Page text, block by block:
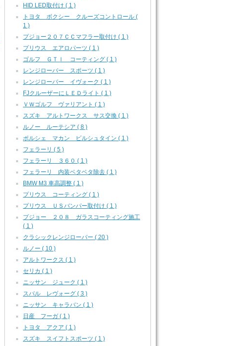
HID LED取付け ( 1 )
トヨタ ボクシー クルーズコントロール (
1 )
プジョー２０７ＣＣマフラー取付け ( 1 )
プリウス エアロパーツ ( 1 )
ゴルフ ＧＴＩ コーティング ( 1 )
レンジローバー スポーツ ( 1 )
レンジローバー イヴォーク ( 1 )
FJクルーザーにＬＥＤライト ( 1 )
ＶＷゴルフ ヴァリアント ( 1 )
スズキ アルトワークス サス交換 ( 1 )
ルノー ルーテシア ( 8 )
ポルシェ マカン ビルシュタイン ( 1 )
フェラーリ ( 5 )
フェラーリ ３６０ ( 1 )
フェラーリ 内装ベタベタ除去 ( 1 )
BMW M3 車高調整 ( 1 )
プリウス コーティング ( 1 )
プリウス ＵＳバンパー取付け ( 1 )
プジョー ２０８ ガラスコーティング施工
( 1 )
クラシックレンジローバー ( 20 )
ルノー ( 10 )
アルトワークス ( 1 )
セリカ ( 1 )
ニッサン ジューク ( 1 )
スバル レヴォーグ ( 3 )
ニッサン キャラバン ( 1 )
日産 フーガ ( 1 )
トヨタ アクア ( 1 )
スズキ スイフトスポーツ ( 1 )